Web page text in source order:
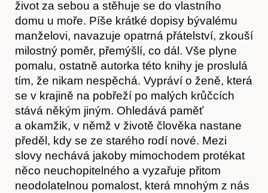
Předplatné
život za sebou a stěhuje se do vlastního
domu u moře. Píše krátké dopisy bývalému
manželovi, navazuje opatrná přátelství, zkouší
milostný poměr, přemýšlí, co dál. Vše plyne
pomalu, ostatně autorka této knihy je proslulá
tím, že nikam nespěchá. Vypráví o ženě, která
se v krajině na pobřeží po malých krůčcích
stává někým jiným. Ohledává paměť
a okamžik, v němž v životě člověka nastane
předěl, kdy se ze starého rodí nové. Mezi
slovy nechává jakoby mimochodem protékat
něco neuchopitelného a vyzařuje přitom
neodolatelnou pomalost, která mnohým z nás